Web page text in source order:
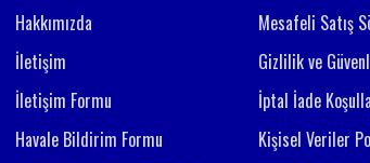
Hakkımızda
İletişim
İletişim Formu
Havale Bildirim Formu
Mesafeli Satış
Gizlilik ve
İptal İade
Kişisel Veriler